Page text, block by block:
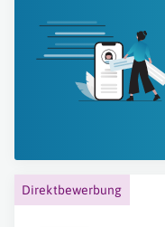
Direktbewerbung